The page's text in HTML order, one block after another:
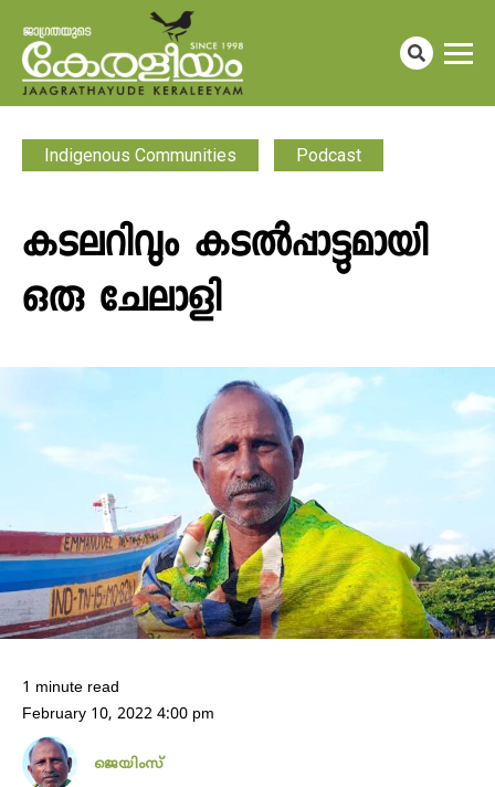
Indigenous Communities Podcast
കടലറിവും കടൽപ്പാട്ടുമായി
ഒരു ചേലാളി
1 minute read
February 10, 2022 4:00 pm
ജെയിംസ്